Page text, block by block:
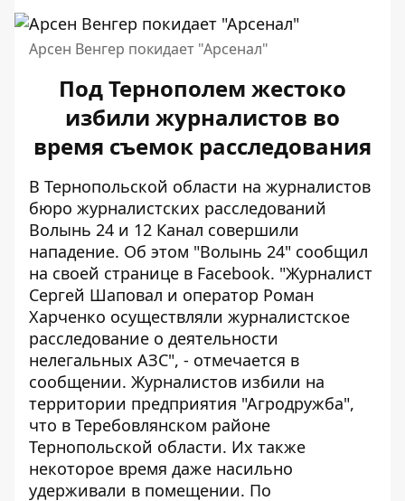
Арсен Венгер покидает "Арсенал"
Под Тернополем жестоко
избили журналистов во
время съемок расследования
В Тернопольской области на журналистов
бюро журналистских расследований
Волынь 24 и 12 Канал совершили
нападение. Об этом "Волынь 24" сообщил
на своей странице в Facebook. "Журналист
Сергей Шаповал и оператор Роман
Харченко осуществляли журналистское
расследование о деятельности
нелегальных АЗС", - отмечается в
сообщении. Журналистов избили на
территории предприятия "Агродружба",
что в Теребовлянском районе
Тернопольской области. Их также
некоторое время даже насильно
удерживали в помещении. По